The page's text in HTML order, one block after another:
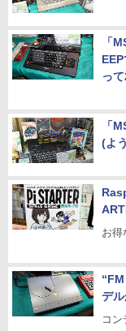
「
っ
「
(よ
お得
デ
コ